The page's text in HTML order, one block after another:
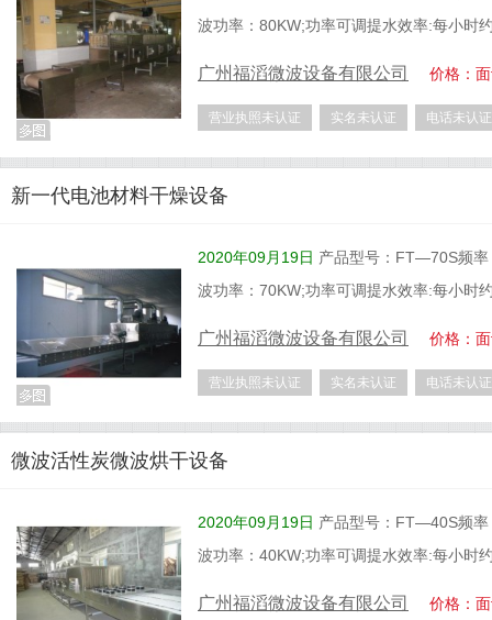
波功率：80KW;功率可调提水效率:每小时
广州福滔微波设备有限公司 价格：
营业执照未认证 实名未认证 电话未认证
新一代电池材料干燥设备
2020年09月19日 产品型号：FT—70S频率
波功率：70KW;功率可调提水效率:每小时
广州福滔微波设备有限公司 价格：
营业执照未认证 实名未认证 电话未认证
微波活性炭微波烘干设备
2020年09月19日 产品型号：FT—40S频率
波功率：40KW;功率可调提水效率:每小时
广州福滔微波设备有限公司 价格：